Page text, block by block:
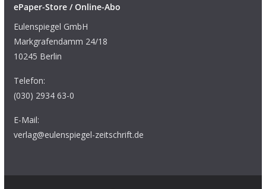
ePaper-Store / Online-Abo
Eulenspiegel GmbH
Markgrafendamm 24/18
10245 Berlin
Telefon:
(030) 2934 63-0
E-Mail:
verlag@eulenspiegel-zeitschrift.de